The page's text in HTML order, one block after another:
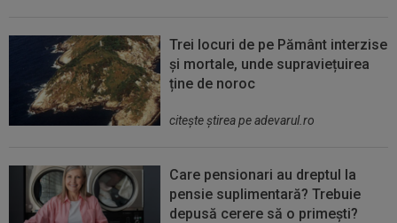
Trei locuri de pe Pământ interzise
și mortale, unde supraviețuirea
ține de noroc
citeşte ştirea pe adevarul.ro
Care pensionari au dreptul la
pensie suplimentară? Trebuie
depusă cerere să o primești?